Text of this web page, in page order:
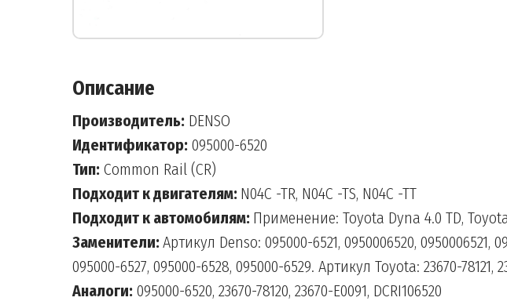
Описание
Производитель: DENSO
Идентификатор: 095000-6520
Тип: Common Rail (CR)
Подходит к двигателям: N04C -TR, N04C -TS, N04C -TT
Подходит к автомобилям: Применение: Toyota Dyna 4.0 TD,
Заменители:Артикул Denso: 095000-6521, 0950006520, 0950006521,
095000-6527, 095000-6528, 095000-6529. Артикул Toyota: 23670-78121,
Аналоги: 095000-6520, 23670-78120, 23670-E0091, DCRI106520